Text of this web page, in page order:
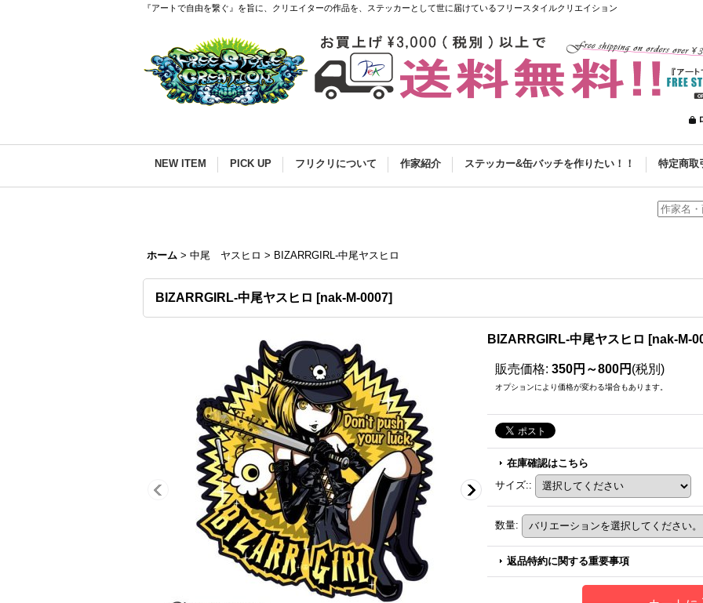
『アートで自由を繋ぐ』を旨に、クリエイターの作品を、ステッカーとして世に届けているフリースタイルクリエイション
NEW ITEM PICK UP フリクリについて 作家紹介 ステッカー&缶バッチを作りたい！！ 特定商取
ホーム > 中尾 ヤスヒロ > BIZARRGIRL-中尾ヤスヒロ
BIZARRGIRL-中尾ヤスヒロ [nak-M-0007]
BIZARRGIRL-中尾ヤスヒロ [nak-M-
販売価格: 350円～800円 (税別)
オプションにより価格が変わる場合もあります。
在庫確認はこちら
サイズ::
数量:
返品特約に関する重要事項